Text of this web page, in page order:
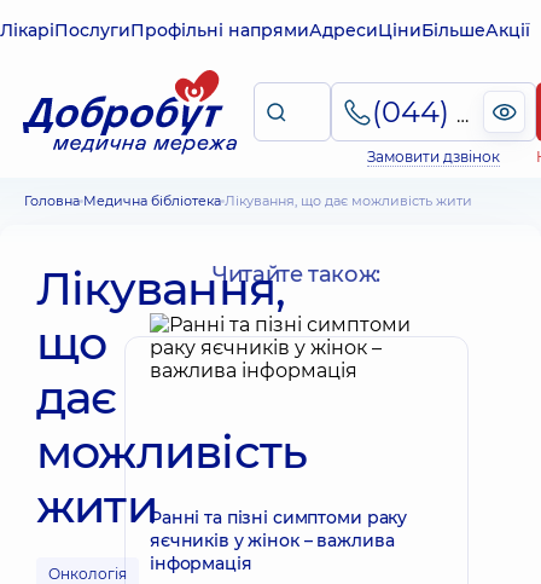
ЛікаріПослугиПрофільні напрямиАдресиЦіниБільшеАкції
(044) 495-2-888
Замовити дзвінок
Головна Медична бібліотека Лікування, що дає можливість жити
Лікування,
що
дає
можливість
жити
Онкологія
Читайте також:
Ранні та пізні симптоми раку
яєчників у жінок – важлива
інформація